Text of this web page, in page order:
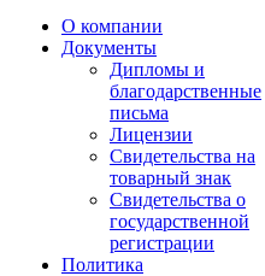
О компании
Документы
Дипломы и
благодарственные
письма
Лицензии
Свидетельства на
товарный знак
Свидетельства о
государственной
регистрации
Политика